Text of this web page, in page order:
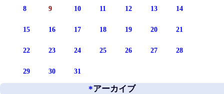
8 9 10 11 12 13 14
15 16 17 18 19 20 21
22 23 24 25 26 27 28
29 30 31
*アーカイブ